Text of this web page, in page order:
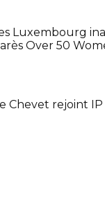
Luxembourg
Over 50
Chevet rejoint